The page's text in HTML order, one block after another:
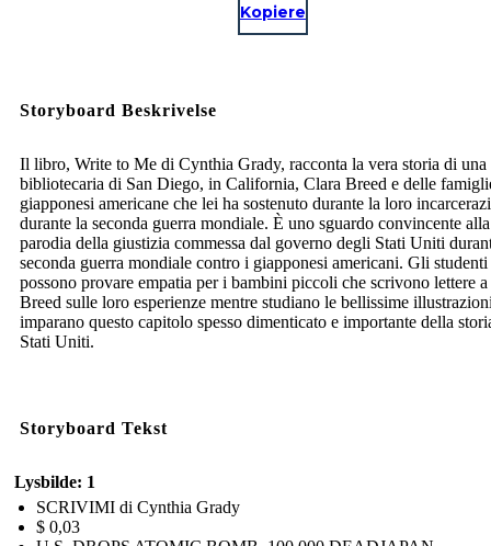
Kopiere
Storyboard Beskrivelse
Il libro, Write to Me di Cynthia Grady, racconta la vera storia di una
bibliotecaria di San Diego, in California, Clara Breed e delle
giapponesi americane che lei ha sostenuto durante la loro
durante la seconda guerra mondiale. È uno sguardo convincente alla
parodia della giustizia commessa dal governo degli Stati Uniti
seconda guerra mondiale contro i giapponesi americani. Gli studenti
possono provare empatia per i bambini piccoli che scrivono lettere
Breed sulle loro esperienze mentre studiano le bellissime
imparano questo capitolo spesso dimenticato e importante della
Stati Uniti.
Storyboard Tekst
Lysbilde: 1
SCRIVIMI di Cynthia Grady
$ 0,03